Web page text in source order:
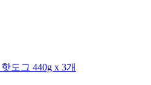
도그 440g x 3개